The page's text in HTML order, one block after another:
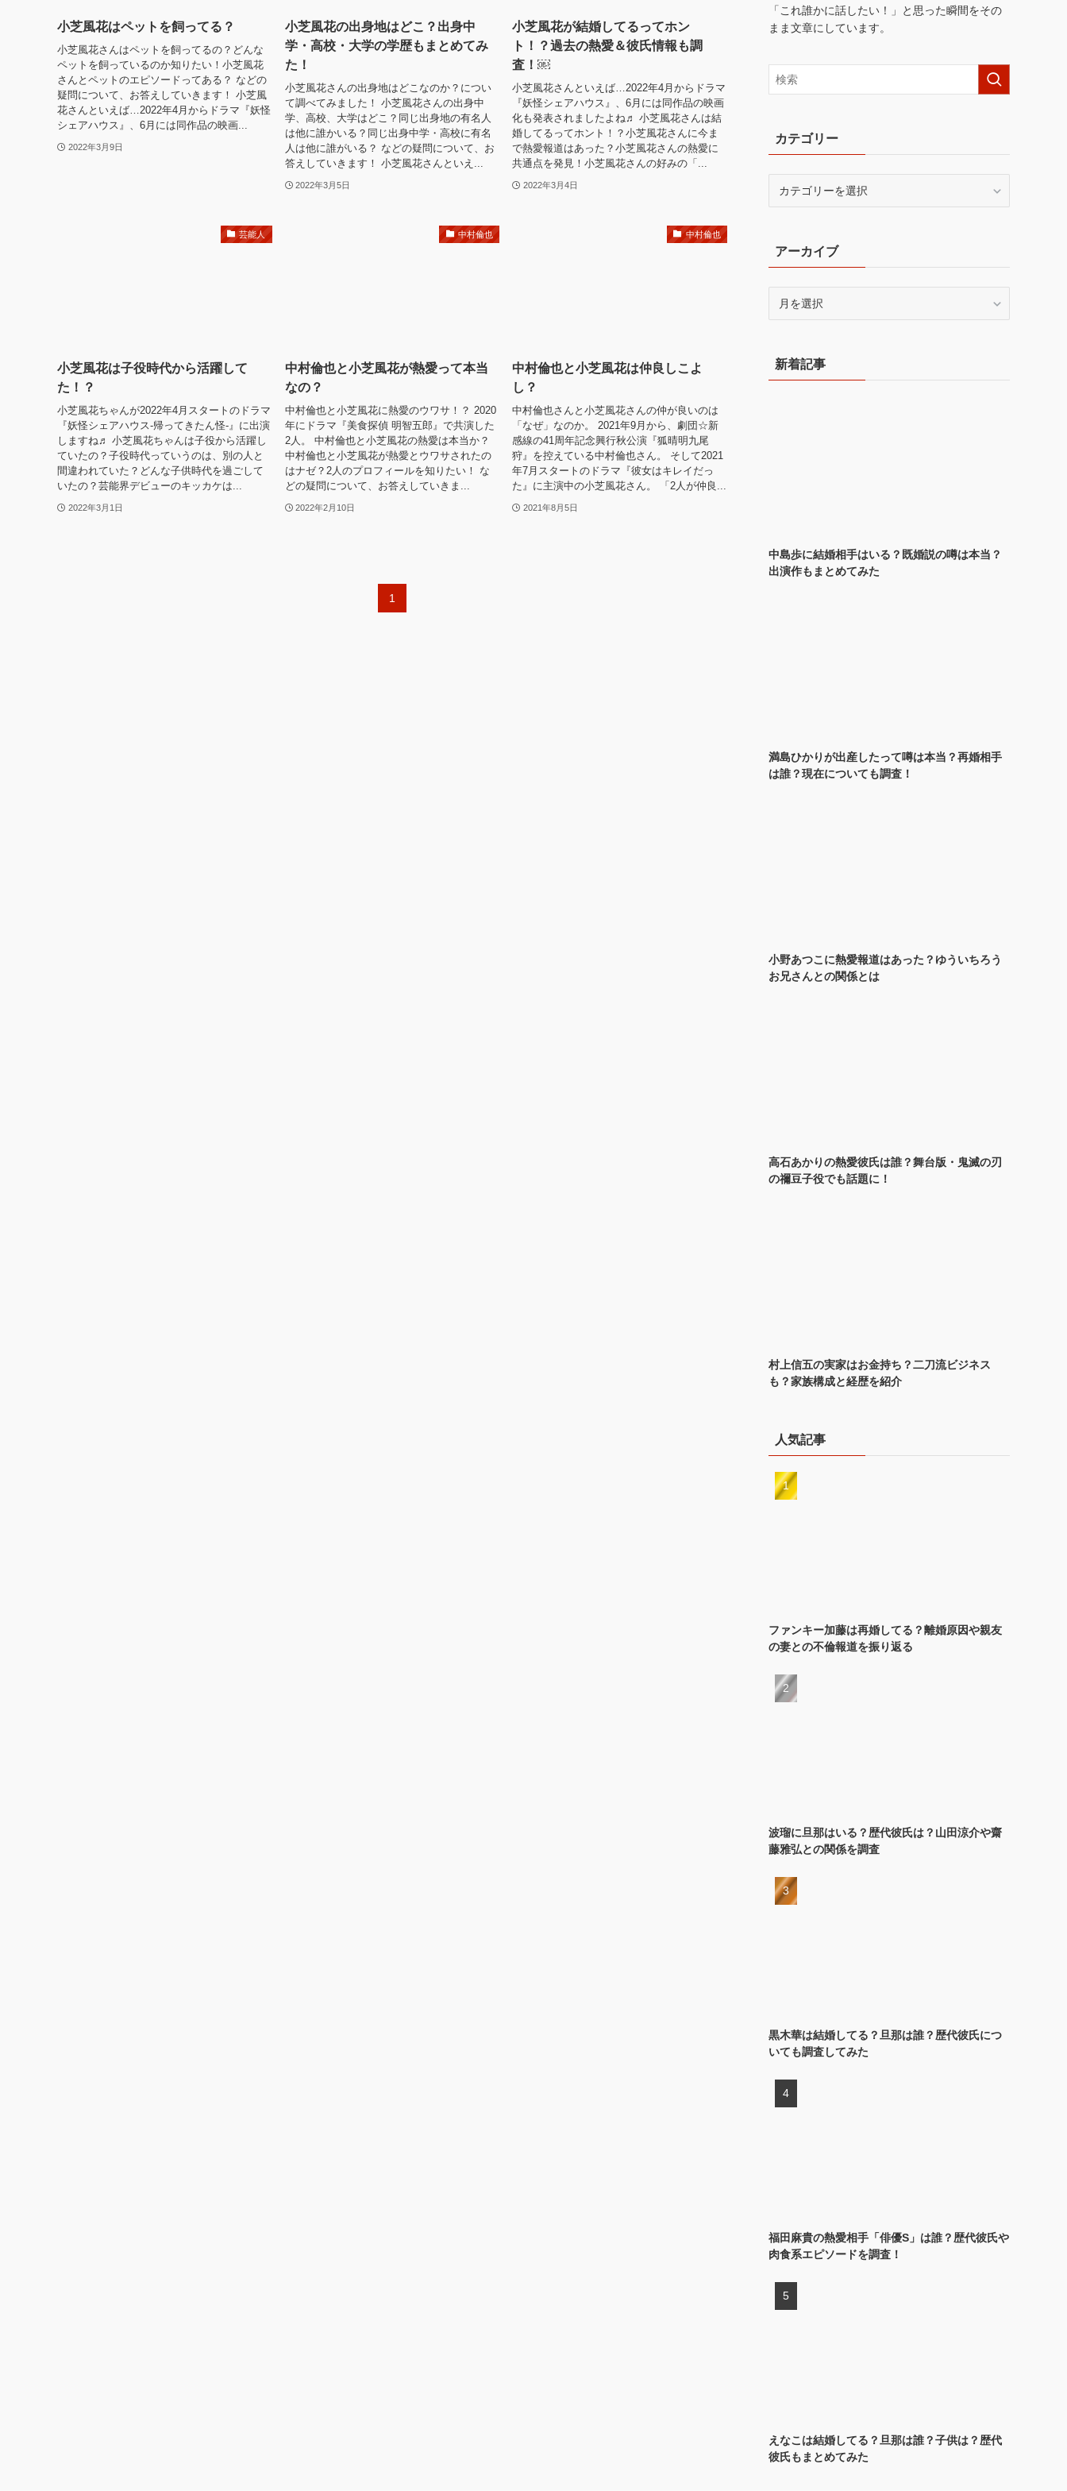
小芝風花はペットを飼ってる？
小芝風花さんはペットを飼ってるの？どんな
ペットを飼っているのか知りたい！小芝風花
さんとペットのエピソードってある？ などの
疑問について、お答えしていきます！ 小芝風
花さんといえば…2022年4月からドラマ『妖怪
シェアハウス』、6月には同作品の映画...
2022年3月9日
小芝風花の出身地はどこ？出身中
学・高校・大学の学歴もまとめてみ
た！
小芝風花さんの出身地はどこなのか？につい
て調べてみました！ 小芝風花さんの出身中
学、高校、大学はどこ？同じ出身地の有名人
は他に誰かいる？同じ出身中学・高校に有名
人は他に誰がいる？ などの疑問について、お
答えしていきます！ 小芝風花さんといえ...
2022年3月5日
小芝風花が結婚してるってホン
ト！？過去の熱愛＆彼氏情報も調
査！￼
小芝風花さんといえば…2022年4月からドラマ
『妖怪シェアハウス』、6月には同作品の映画
化も発表されましたよね♬ 小芝風花さんは結
婚してるってホント！？小芝風花さんに今ま
で熱愛報道はあった？小芝風花さんの熱愛に
共通点を発見！小芝風花さんの好みの「...
2022年3月4日
芸能人
小芝風花は子役時代から活躍して
た！？
小芝風花ちゃんが2022年4月スタートのドラマ
『妖怪シェアハウス-帰ってきたん怪-』に出演
しますね♬ 小芝風花ちゃんは子役から活躍し
ていたの？子役時代っていうのは、別の人と
間違われていた？どんな子供時代を過ごして
いたの？芸能界デビューのキッカケは...
2022年3月1日
中村倫也
中村倫也と小芝風花が熱愛って本当
なの？
中村倫也と小芝風花に熱愛のウワサ！？ 2020
年にドラマ『美食探偵 明智五郎』で共演した
2人。 中村倫也と小芝風花の熱愛は本当か？
中村倫也と小芝風花が熱愛とウワサされたの
はナゼ？2人のプロフィールを知りたい！ な
どの疑問について、お答えしていきま...
2022年2月10日
中村倫也
中村倫也と小芝風花は仲良しこよ
し？
中村倫也さんと小芝風花さんの仲が良いのは
「なぜ」なのか。 2021年9月から、劇団☆新
感線の41周年記念興行秋公演『狐晴明九尾
狩』を控えている中村倫也さん。 そして2021
年7月スタートのドラマ『彼女はキレイだっ
た』に主演中の小芝風花さん。 「2人が仲良...
2021年8月5日
1
「これ誰かに話したい！」と思った瞬間をその
まま文章にしています。
カテゴリー
ーアーカイブ
ブ新着記事
中島歩に結婚相手はいる？既婚説の噂は本当？
出演作もまとめてみた
満島ひかりが出産したって噂は本当？再婚相手
は誰？現在についても調査！
小野あつこに熱愛報道はあった？ゆういちろう
お兄さんとの関係とは
高石あかりの熱愛彼氏は誰？舞台版・鬼滅の刃
の禰豆子役でも話題に！
村上信五の実家はお金持ち？二刀流ビジネス
も？家族構成と経歴を紹介
人気記事
ファンキー加藤は再婚してる？離婚原因や親友
の妻との不倫報道を振り返る
波瑠に旦那はいる？歴代彼氏は？山田涼介や齋
藤雅弘との関係を調査
黒木華は結婚してる？旦那は誰？歴代彼氏につ
いても調査してみた
福田麻貴の熱愛相手「俳優S」は誰？歴代彼氏や
肉食系エピソードを調査！
えなこは結婚してる？旦那は誰？子供は？歴代
彼氏もまとめてみた